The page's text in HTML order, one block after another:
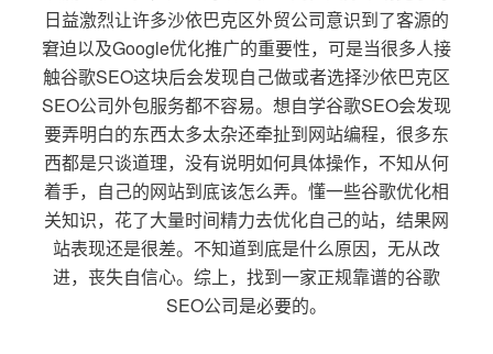
日益激烈让许多沙依巴克区外贸公司意识到了客源的
窘迫以及Google优化推广的重要性，可是当很多人接
触谷歌SEO这块后会发现自己做或者选择沙依巴克区
SEO公司外包服务都不容易。想自学谷歌SEO会发现
要弄明白的东西太多太杂还牵扯到网站编程，很多东
西都是只谈道理，没有说明如何具体操作，不知从何
着手，自己的网站到底该怎么弄。懂一些谷歌优化相
关知识，花了大量时间精力去优化自己的站，结果网
站表现还是很差。不知道到底是什么原因，无从改
进，丧失自信心。综上，找到一家正规靠谱的谷歌
SEO公司是必要的。